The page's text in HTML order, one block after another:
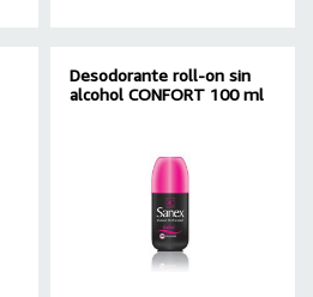
Desodorante roll-on sin
alcohol CONFORT 100 ml